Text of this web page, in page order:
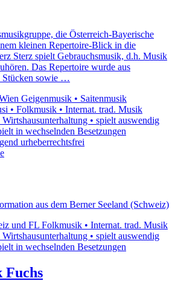
die Österreich-Bayerische
kleinen Repertoire-Blick in die
Sterz spielt Gebrauchsmusik, d.h. Musik
Das Repertoire wurde aus
Stücken sowie …
Geigenmusik • Saitenmusik
• Folkmusik • Internat. trad. Musik
• spielt auswendig
in wechselnden Besetzungen
urheberrechtsfrei
aus dem Berner Seeland (Schweiz)
und FL Folkmusik • Internat. trad. Musik
• spielt auswendig
in wechselnden Besetzungen
Fuchs